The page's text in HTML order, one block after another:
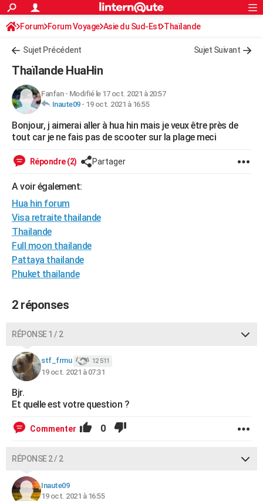
ACTUALITÉS
Politique
Société
Faits Divers
Education
Monde
Villes
+
FINANCE
Retraite
Impôts
Epargne
Immobilier
Risques naturels par ville
Banque
Assurance
Crédit
AUTO
Essais
Réserver un essai
Citadines
Berlines
SUV
Forum auto
+HIGH-TECH
Mobiles
Meilleur smartphone
Internet
Ordinateurs
Jeux vidéo
Guide high-tech
BRICOLAGE
WEEK-END
Guides de France
Escapades
Patrimoine
Expositions
Musées
Week-end nature
+LIFESTYLE
Art de vivre
Bien-être
Loisirs
Mode
Modes de vie
SANTE
Alimentation
Guide de la santé
Maladies
Médicaments
Sommeil
Destinations
City break
Voyage nature
Voyage de noces
Forum
Climat
PHOTO
GUIDES D'ACHAT
Carte de Noël
Carte Bonne année
Carte Saint-Valentin
Carte Pâques
Carte d'anniversaire
DICTIONNAIRE
Dictionnaire
Biographies
Citations
Expressions
Proverbes
PROGRAMME TV
COPAINS D'AVANT
Bricolage
Lifestyle
Culture
Sport
Auto
Television
Voyage
Cinema
S'inscrire
Connexion
Forum Forum Voyage Asie du Sud-Est Thaïlande
Sujet Précédent Sujet Suivant
Thaïlande HuaHin
Fanfan- Modifié le 17 oct. 2021 à 20:57
Inaute09- 19 oct. 2021 à 16:55
Bonjour, j aimerai aller à hua hin mais je veux être près de
tout car je ne fais pas de scooter sur la plage meci
Répondre (2) Partager
A voir également:
Hua hin forum
Visa retraite thailande
Thailande
Full moon thailande
Pattaya thailande
Phuket thailande
2 réponses
RÉPONSE 1 / 2
stf_frmu 12 511
19 oct. 2021 à 07:31
Bjr.
Et quelle est votre question ?
Commenter 0
RÉPONSE 2 / 2
Inaute09
19 oct. 2021 à 16:55